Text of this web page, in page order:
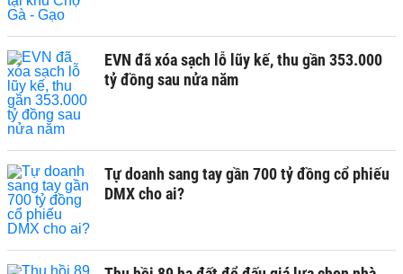
EVN đã xóa sạch lỗ lũy kế, thu gần 353.000
tỷ đồng sau nửa năm
Tự doanh sang tay gần 700 tỷ đồng cổ phiếu
DMX cho ai?